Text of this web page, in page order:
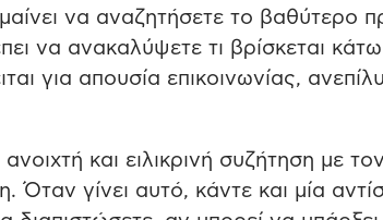
να αναζητήσετε το βαθύτερο
να ανακαλύψετε τι βρίσκεται
για απουσία επικοινωνίας,
και ειλικρινή συζήτηση με
γίνει αυτό, κάντε και μία